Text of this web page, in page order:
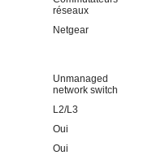
réseaux
Netgear
Unmanaged
network switch
L2/L3
Oui
Oui